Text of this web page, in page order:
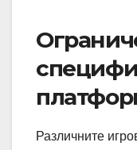
Различните